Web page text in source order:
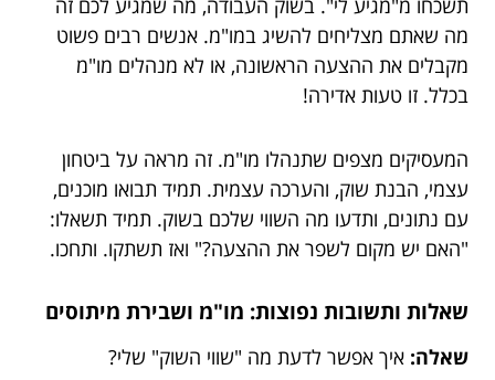
מה שאתם מצליחים להשיג במו"מ. אנשים רבים פשוט
מקבלים את ההצעה הראשונה, או לא מנהלים מו"מ
בכלל. זו טעות אדירה!
המעסיקים מצפים שתנהלו מו"מ. זה מראה על ביטחון
עצמי, הבנת שוק, והערכה עצמית. תמיד תבואו מוכנים,
עם נתונים, ותדעו מה השווי שלכם בשוק. תמיד תשאלו:
"האם יש מקום לשפר את ההצעה?" ואז תשתקו. ותחכו.
שאלות ותשובות נפוצות: מו"מ ושבירת מיתוסים
שאלה: איך אפשר לדעת מה "שווי השוק" שלי?